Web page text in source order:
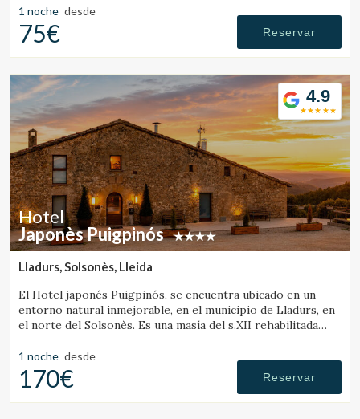
1 noche desde
75€ Reservar
4.9
Hotel
Japonès Puigpinós
Lladurs, Solsonès, Lleida
El Hotel japonés Puigpinós, se encuentra ubicado en un
entorno natural inmejorable, en el municipio de Lladurs, en
el norte del Solsonès. Es una masía del s.XII rehabilitada
diseño y ambientación minimalista y elegante de estilo
japonés.
1 noche desde
170€ Reservar